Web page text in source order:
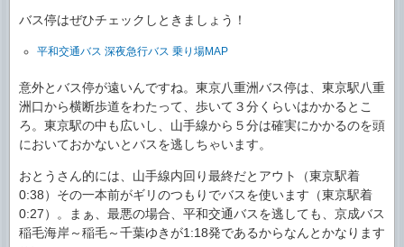
バス停はぜひチェックしときましょう！
平和交通バス 深夜急行バス 乗り場MAP
意外とバス停が遠いんですね。東京八重洲バス停は、東京駅八重
洲口から横断歩道をわたって、歩いて３分くらいはかかるとこ
ろ。東京駅の中も広いし、山手線から５分は確実にかかるのを頭
においておかないとバスを逃しちゃいます。
おとうさん的には、山手線内回り最終だとアウト（東京駅着
0:38）その一本前がギリのつもりでバスを使います（東京駅着
0:27）。まぁ、最悪の場合、平和交通バスを逃しても、京成バス
稲毛海岸～稲毛～千葉ゆきが1:18発であるからなんとかなります